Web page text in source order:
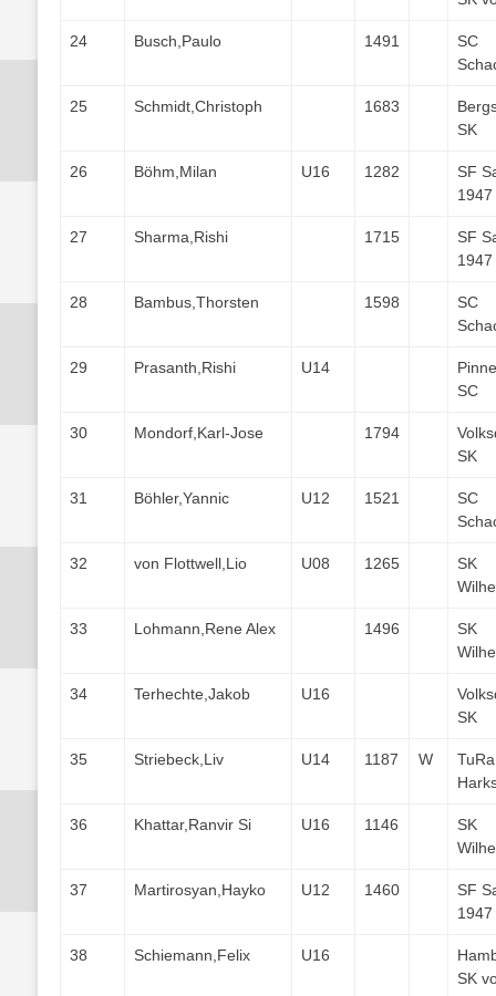
24 Busch,Paulo 1491
SC
25 Schmidt,Christoph 1683
SK
26 Böhm,Milan U16 1282
SF
1947
27 Sharma,Rishi 1715
SF
1947
28 Bambus,Thorsten 1598
SC
29 Prasanth,Rishi U14
SC
30 Mondorf,Karl-Jose 1794
SK
31 Böhler,Yannic U12 1521
SC
32 von Flottwell,Lio U08 1265
SK
33 Lohmann,Rene Alex 1496
SK
34 Terhechte,Jakob U16
SK
35 Striebeck,Liv U14 1187 W
TuRa
36 Khattar,Ranvir Si U16 1146
SK
37 Martirosyan,Hayko U12 1460
SF
1947
38 Schiemann,Felix U16
SK